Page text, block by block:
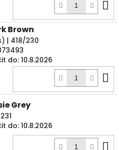
Brown
) | 418/230
do:10.8.2026
Grey
do:10.8.2026